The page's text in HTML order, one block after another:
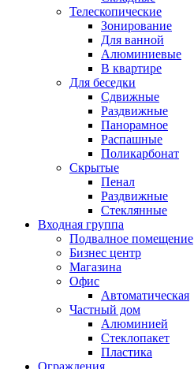
Телескопические
Зонирование
Для ванной
Алюминиевые
В квартире
Для беседки
Сдвижные
Раздвижные
Панорамное
Распашные
Поликарбонат
Скрытые
Пенал
Раздвижные
Стеклянные
Входная группа
Подвалное помещение
Бизнес центр
Магазина
Офис
Автоматическая
Частный дом
Алюминией
Стеклопакет
Пластика
Ограждения